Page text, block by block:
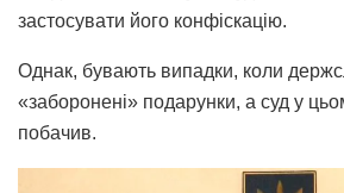
застосувати його конфіскацію.
Однак, бувають випадки, коли
«заборонені» подарунки, а суд у
побачив.